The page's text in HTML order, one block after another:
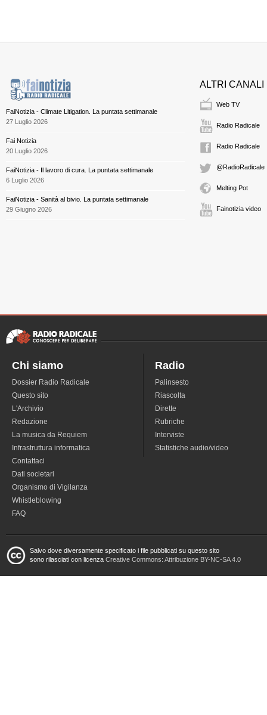
FaiNotizia - Climate Litigation. La puntata settimanale
27 Luglio 2026
Fai Notizia
20 Luglio 2026
FaiNotizia - Il lavoro di cura. La puntata settimanale
6 Luglio 2026
FaiNotizia - Sanità al bivio. La puntata settimanale
29 Giugno 2026
ALTRI CANALI
Web TV
Radio Radicale
Radio Radicale
@RadioRadicale
Melting Pot
Fainotizia video
Chi siamo
Dossier Radio Radicale
Questo sito
L'Archivio
Redazione
La musica da Requiem
Infrastruttura informatica
Contattaci
Dati societari
Organismo di Vigilanza
Whistleblowing
FAQ
Radio
Palinsesto
Riascolta
Dirette
Rubriche
Interviste
Statistiche audio/video
Salvo dove diversamente specificato i file pubblicati su questo sito
sono rilasciati con licenza Creative Commons: Attribuzione BY-NC-SA 4.0